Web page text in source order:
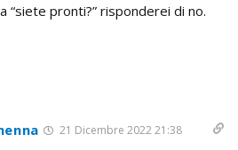
“siete pronti?” risponderei di no.
21 Dicembre 2022 21:38